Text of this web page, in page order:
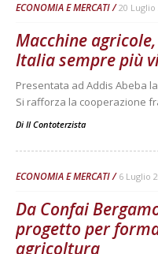
ECONOMIA E MERCATI 20 Luglio
Macchine
Italia sempre più
Presentata ad Addis Abeba
Si rafforza la cooperazione
Di Il Contoterzista
ECONOMIA E MERCATI 6 Luglio
Da Confai
progetto per
agricoltura